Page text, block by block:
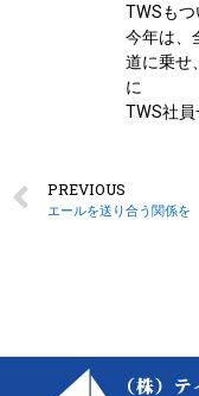
TWSもつ
今年は、
道に乗せ
に
TWS社員
PREVIOUS
エールを送り合う関係を